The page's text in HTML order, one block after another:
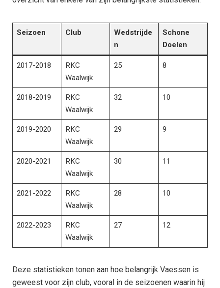
Seizoen Club
Wedstrijde
n
Schone
Doelen
2017-2018
RKC
Waalwijk
25 8
2018-2019
RKC
Waalwijk
32 10
2019-2020
RKC
Waalwijk
29 9
2020-2021
RKC
Waalwijk
30 11
2021-2022
RKC
Waalwijk
28 10
2022-2023
RKC
Waalwijk
27 12
Deze statistieken tonen aan hoe belangrijk Vaessen is
geweest voor zijn club, vooral in de seizoenen waarin hij